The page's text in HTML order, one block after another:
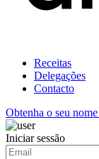
Receitas
Delegações
Contacto
Obtenha o seu
Iniciar sessão